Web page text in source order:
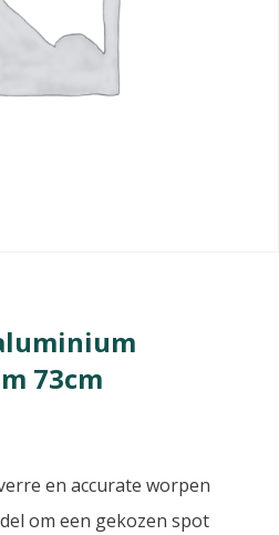
73cm
en accurate worpen
om een gekozen spot